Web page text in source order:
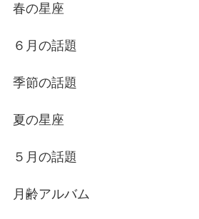
春の星座
６月の話題
季節の話題
夏の星座
５月の話題
月齢アルバム